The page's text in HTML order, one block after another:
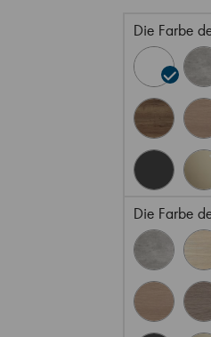
Die Farbe
Die Farbe